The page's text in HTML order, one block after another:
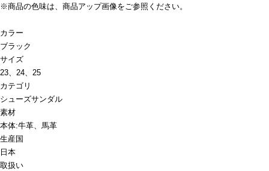
※商品の色味は、商品アップ画像をご参照ください。
カラー
ブラック
サイズ
23、24、25
カテゴリ
シューズサンダル
素材
本体:牛革、馬革
生産国
日本
取扱い